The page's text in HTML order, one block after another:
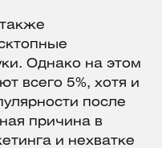
Однако на этом
всего 5%, хотя и
после
причина в
и нехватке